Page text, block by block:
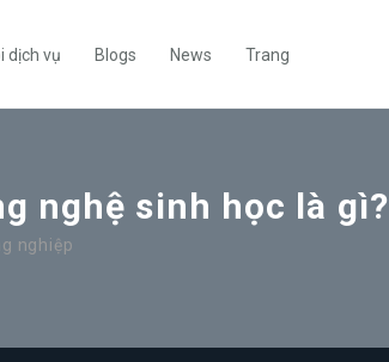
dịch vụ Blogs News Trang
nghệ sinh học là gì?
nghiệp